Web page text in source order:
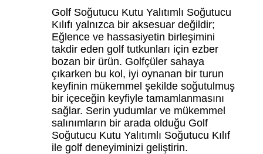
Golf Soğutucu Kutu Yalıtımlı Soğutucu
Kılıfı yalnızca bir aksesuar değildir;
Eğlence ve hassasiyetin birleşimini
takdir eden golf tutkunları için ezber
bozan bir ürün. Golfçüler sahaya
çıkarken bu kol, iyi oynanan bir turun
keyfinin mükemmel şekilde soğutulmuş
bir içeceğin keyfiyle tamamlanmasını
sağlar. Serin yudumlar ve mükemmel
salınımların bir arada olduğu Golf
Soğutucu Kutu Yalıtımlı Soğutucu Kılıf
ile golf deneyiminizi geliştirin.